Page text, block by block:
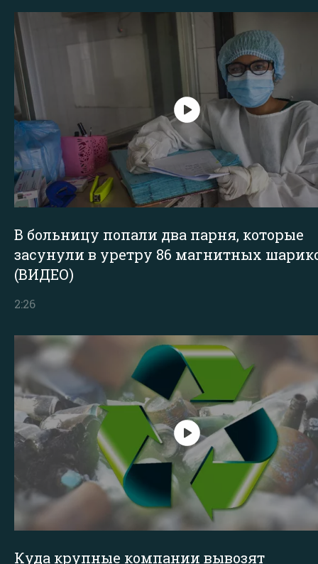
В больницу попали два парня, которые
засунули в уретру 86 магнитных
(ВИДЕО)
2:26
Куда крупные компании вывозят